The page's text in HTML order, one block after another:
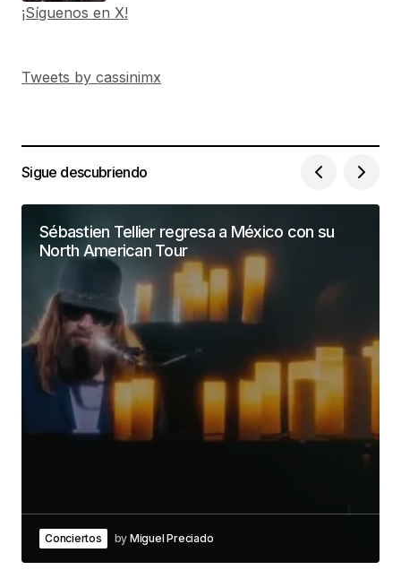
¡Síguenos en X!
Tweets by cassinimx
Sigue descubriendo
Sébastien Tellier regresa a México con su
North American Tour
Conciertos by Miguel Preciado